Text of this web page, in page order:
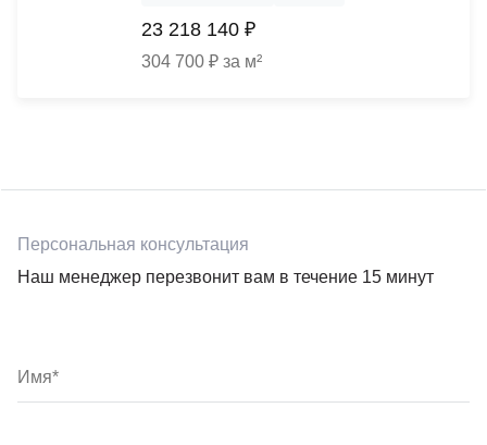
23 218 140 ₽
304 700 ₽ за м²
Персональная консультация
Наш менеджер перезвонит вам в течение 15 минут